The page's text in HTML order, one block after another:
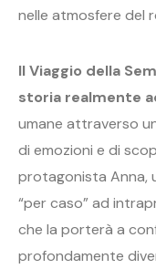
nelle atmosfere del
Il Viaggio della
storia realmente
umane attraverso
di emozioni e di
protagonista Anna,
“per caso” ad
che la porterà a
profondamente